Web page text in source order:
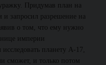
Придумав план на
и запросил разрешение на
о том, что ему нужно
империи
планету А-17,
сможет, и только потом